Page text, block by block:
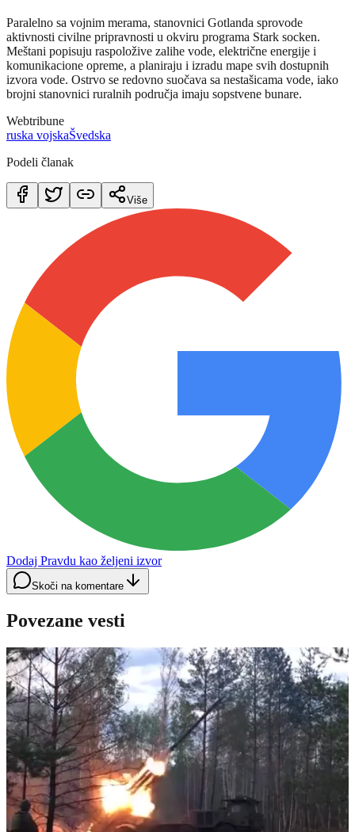
Paralelno sa vojnim merama, stanovnici Gotlanda sprovode
aktivnosti civilne pripravnosti u okviru programa Stark socken.
Meštani popisuju raspoložive zalihe vode, električne energije i
komunikacione opreme, a planiraju i izradu mape svih dostupnih
izvora vode. Ostrvo se redovno suočava sa nestašicama vode, iako
brojni stanovnici ruralnih područja imaju sopstvene bunare.
Webtribune
ruska vojskaŠvedska
Podeli članak
Više
Dodaj Pravdu kao željeni izvor
Skoči na komentare
Povezane vesti